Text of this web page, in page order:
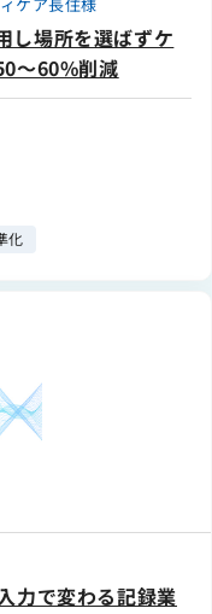
ケア長住様
し場所を選ばずケ
～60%削減
化
力で変わる記録業